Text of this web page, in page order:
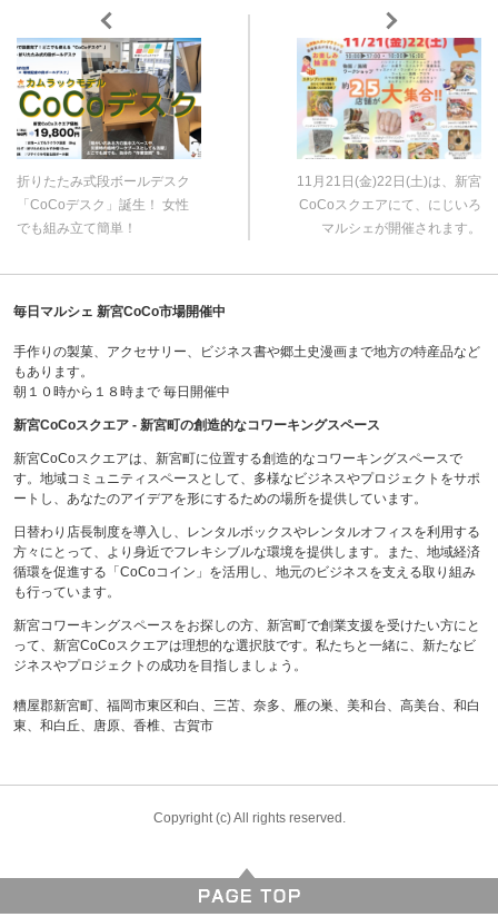
折りたたみ式段ボールデスク
「CoCoデスク」誕生！ 女性
でも組み立て簡単！
11月21日(金)22日(土)は、新宮
CoCoスクエアにて、にじいろ
マルシェが開催されます。
毎日マルシェ 新宮CoCo市場開催中
手作りの製菓、アクセサリー、ビジネス書や郷土史漫画まで地方の特産品など
もあります。
朝１０時から１８時まで 毎日開催中
新宮CoCoスクエア - 新宮町の創造的なコワーキングスペース
新宮CoCoスクエアは、新宮町に位置する創造的なコワーキングスペースで
す。地域コミュニティスペースとして、多様なビジネスやプロジェクトをサポ
ートし、あなたのアイデアを形にするための場所を提供しています。
日替わり店長制度を導入し、レンタルボックスやレンタルオフィスを利用する
方々にとって、より身近でフレキシブルな環境を提供します。また、地域経済
循環を促進する「CoCoコイン」を活用し、地元のビジネスを支える取り組み
も行っています。
新宮コワーキングスペースをお探しの方、新宮町で創業支援を受けたい方にと
って、新宮CoCoスクエアは理想的な選択肢です。私たちと一緒に、新たなビ
ジネスやプロジェクトの成功を目指しましょう。
糟屋郡新宮町、福岡市東区和白、三苫、奈多、雁の巣、美和台、高美台、和白
東、和白丘、唐原、香椎、古賀市
Copyright (c) All rights reserved.